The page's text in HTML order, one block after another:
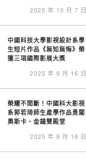
2025 年 10 月 7 日
中國科技大學影視設計系學
生短片作品《無知無悔》榮
獲三項國際影展大獎
2025 年 9 月 16 日
榮耀不間斷！中國科大影視
系郭若琦師生產學作品勇闖
奧斯卡、金鐘雙殿堂
2025 年 9 月 16 日